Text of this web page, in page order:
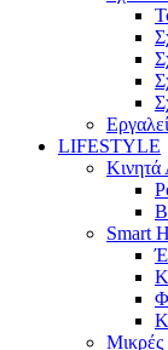
LIFESTYLE
Smart
Μικρές